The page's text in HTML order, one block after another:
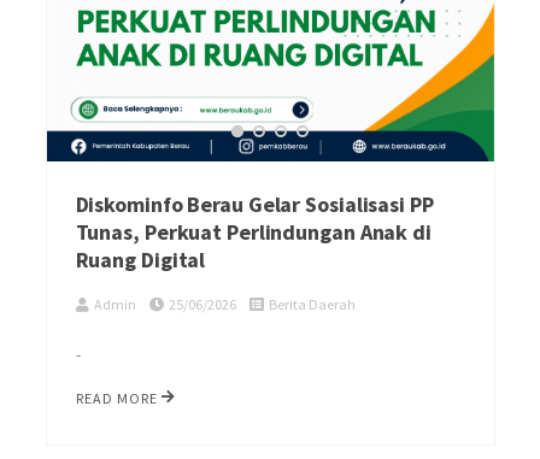
Diskominfo Berau Gelar Sosialisasi PP
Tunas, Perkuat Perlindungan Anak di
Ruang Digital
Admin 25/06/2026 Berita Daerah
-
READ MORE